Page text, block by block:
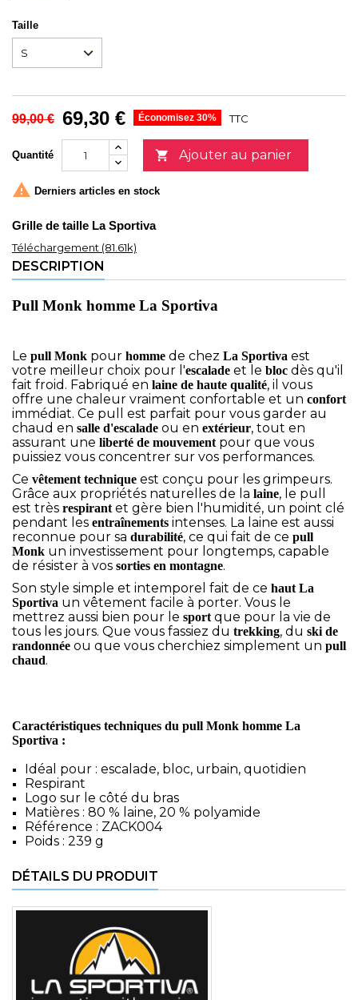
Taille
99,00 € 69,30 € Économisez 30% TTC
Quantité  Ajouter au panier
 Derniers articles en stock
Grille de taille La Sportiva
Téléchargement (81.61k)
DESCRIPTION
Pull Monk homme La Sportiva
Le pull Monk pour homme de chez La Sportiva est
votre meilleur choix pour l'escalade et le bloc dès qu'il
fait froid. Fabriqué en laine de haute qualité, il vous
offre une chaleur vraiment confortable et un confort
immédiat. Ce pull est parfait pour vous garder au
chaud en salle d'escalade ou en extérieur, tout en
assurant une liberté de mouvementpour que vous
puissiez vous concentrer sur vos performances.
Ce vêtement technique est conçu pour les grimpeurs.
Grâce aux propriétés naturelles de la laine, le pull
est très respirantet gère bien l'humidité, un point clé
pendant les entraînements intenses. La laine est aussi
reconnue pour sa durabilité, ce qui fait de ce pull
Monk un investissement pour longtemps, capable
de résister à vos sorties en montagne.
Son style simple et intemporel fait de ce haut La
Sportiva un vêtement facile à porter. Vous le
mettrez aussi bien pour le sportque pour la vie de
tous les jours. Que vous fassiez du trekking, du ski de
randonnée ou que vous cherchiez simplement un pull
chaud.
Caractéristiques techniques du pull Monk homme La
Sportiva :
Idéal pour : escalade, bloc, urbain, quotidien
Respirant
Logo sur le côté du bras
Matières : 80 % laine, 20 % polyamide
Référence : ZACK004
Poids : 239 g
DÉTAILS DU PRODUIT